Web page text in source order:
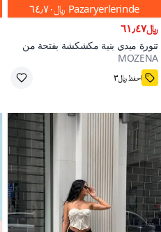
Pazaryerlerinde ﷼٦٤٫٧٠
﷼٦١٫٤٧
تنورة ميدي بنية مكشكشة بفتحة من
قماش ساندي
MOZENA
احفظ ﷼٣